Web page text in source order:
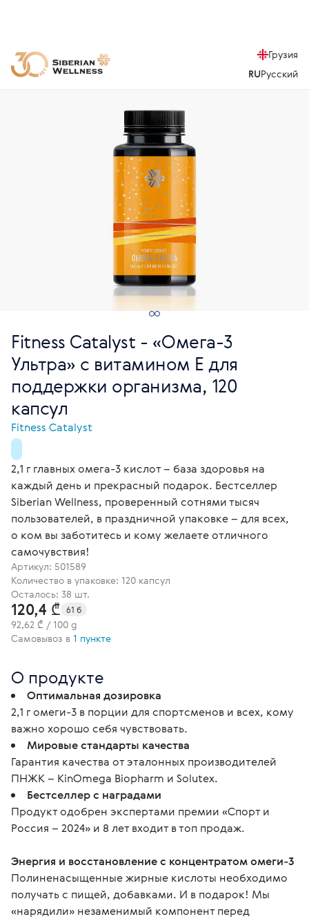
Грузия
RUРусский
Fitness Catalyst - «Омега-3
Ультра» с витамином Е для
поддержки организма, 120
капсул
Fitness Catalyst
2,1 г главных омега-3 кислот – база здоровья на
каждый день и прекрасный подарок. Бестселлер
Siberian Wellness, проверенный сотнями тысяч
пользователей, в праздничной упаковке – для всех,
о ком вы заботитесь и кому желаете отличного
самочувствия!
Артикул: 501589
Количество в упаковке: 120 капсул
Осталось: 38 шт.
120,4 ₾ 61 б
92,62 ₾ / 100 g
Самовывоз в 1 пункте
О продукте
Оптимальная дозировка
2,1 г омеги-3 в порции для спортсменов и всех, кому
важно хорошо себя чувствовать.
Мировые стандарты качества
Гарантия качества от эталонных производителей
ПНЖК – KinOmega Biopharm и Solutex.
Бестселлер с наградами
Продукт одобрен экспертами премии «Спорт и
Россия – 2024» и 8 лет входит в топ продаж.
Энергия и восстановление с концентратом омеги-3
Полиненасыщенные жирные кислоты необходимо
получать с пищей, добавками. И в подарок! Мы
«нарядили» незаменимый компонент перед